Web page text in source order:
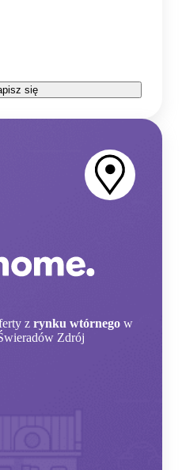
się
z rynku wtórnego w
Zdrój